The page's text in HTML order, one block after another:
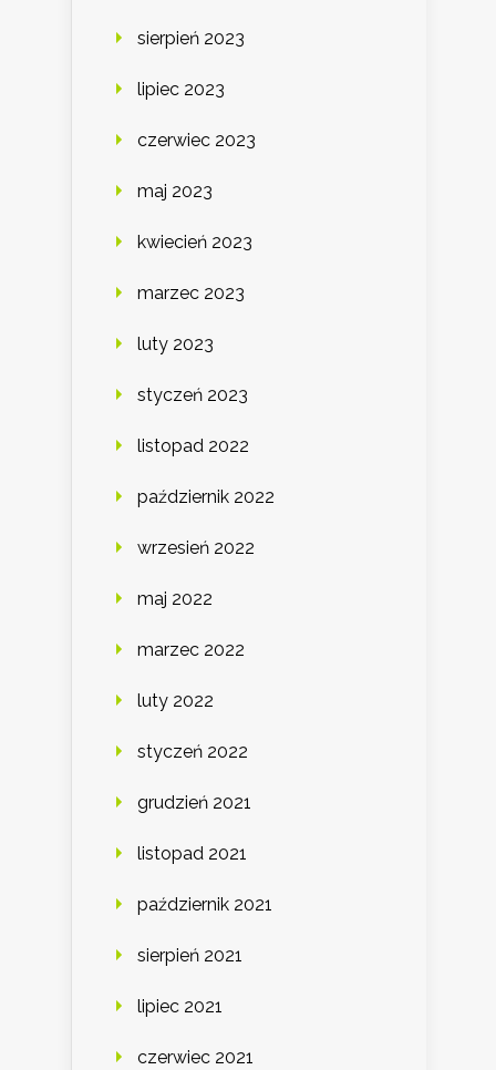
sierpień 2023
lipiec 2023
czerwiec 2023
maj 2023
kwiecień 2023
marzec 2023
luty 2023
styczeń 2023
listopad 2022
październik 2022
wrzesień 2022
maj 2022
marzec 2022
luty 2022
styczeń 2022
grudzień 2021
listopad 2021
październik 2021
sierpień 2021
lipiec 2021
czerwiec 2021